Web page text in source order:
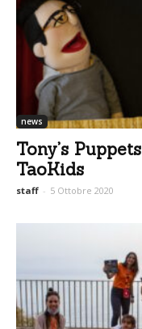
news
Tony’s
TaoKids
staff - 5 Ottobre 2020